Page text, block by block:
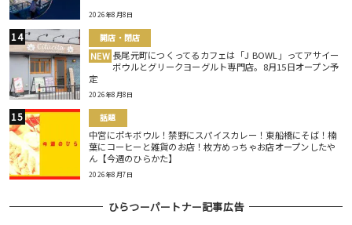
2026年8月8日
開店・閉店
NEW 長尾元町につくってるカフェは「J BOWL」ってアサイー
ボウルとグリークヨーグルト専門店。8月15日オープン予
定
2026年8月8日
話題
中宮にポキボウル！禁野にスパイスカレー！東船橋にそば！楠
葉にコーヒーと雑貨のお店！枚方めっちゃお店オープンしたや
ん【今週のひらかた】
2026年8月7日
ひらつーパートナー記事広告